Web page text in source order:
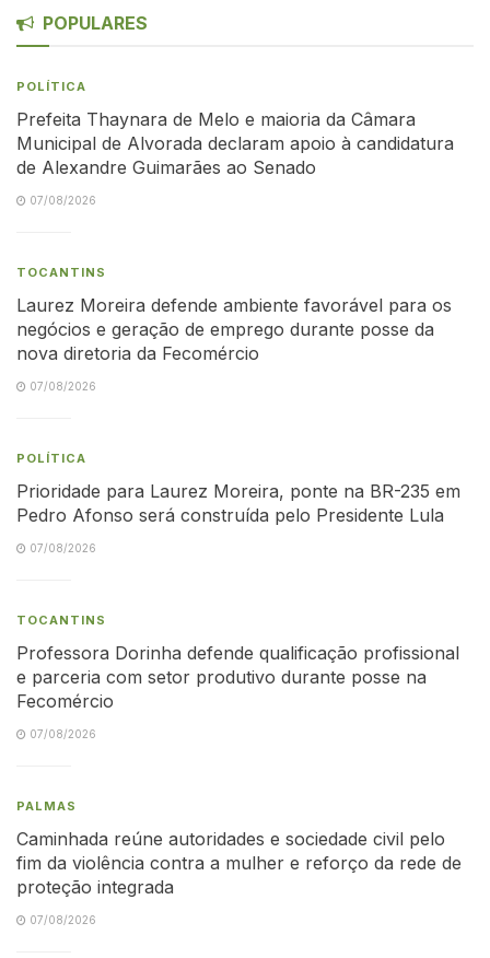
POPULARES
POLÍTICA
Prefeita Thaynara de Melo e maioria da Câmara
Municipal de Alvorada declaram apoio à candidatura
de Alexandre Guimarães ao Senado
07/08/2026
TOCANTINS
Laurez Moreira defende ambiente favorável para os
negócios e geração de emprego durante posse da
nova diretoria da Fecomércio
07/08/2026
POLÍTICA
Prioridade para Laurez Moreira, ponte na BR-235 em
Pedro Afonso será construída pelo Presidente Lula
07/08/2026
TOCANTINS
Professora Dorinha defende qualificação profissional
e parceria com setor produtivo durante posse na
Fecomércio
07/08/2026
PALMAS
Caminhada reúne autoridades e sociedade civil pelo
fim da violência contra a mulher e reforço da rede de
proteção integrada
07/08/2026